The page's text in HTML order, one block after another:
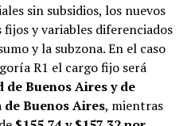
sin subsidios, los nuevos
y variables diferenciados
y la subzona. En el caso
R1 el cargo fijo será
de Buenos Aires y de
de Buenos Aires, mientras